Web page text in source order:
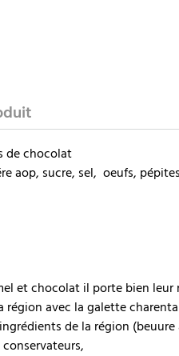
de chocolat
aop, sucre, sel, oeufs,
et chocolat il porte bien leur
avec la galette
de la région